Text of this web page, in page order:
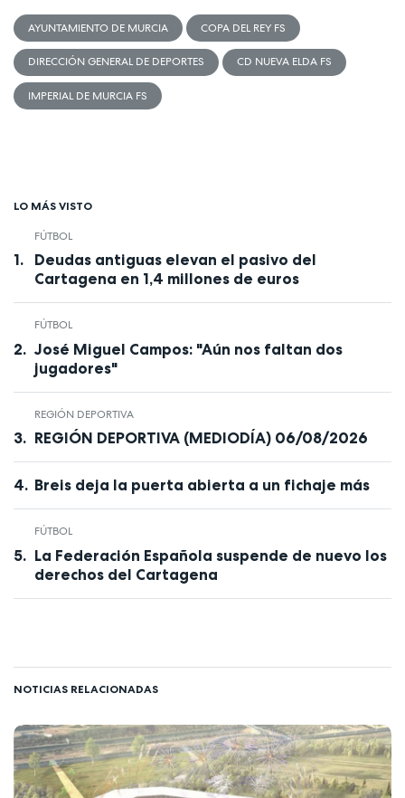
AYUNTAMIENTO DE MURCIA COPA DEL REY FS
DIRECCIÓN GENERAL DE DEPORTES CD NUEVA ELDA FS
IMPERIAL DE MURCIA FS
LO MÁS VISTO
FÚTBOL
Deudas antiguas elevan el pasivo del
Cartagena en 1,4 millones de euros
FÚTBOL
José Miguel Campos: "Aún nos faltan dos
jugadores"
REGIÓN DEPORTIVA
REGIÓN DEPORTIVA (MEDIODÍA) 06/08/2026
Breis deja la puerta abierta a un fichaje más
FÚTBOL
La Federación Española suspende de nuevo los
derechos del Cartagena
NOTICIAS RELACIONADAS